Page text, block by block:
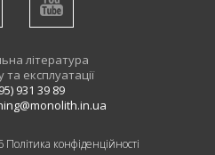
література
експлуатації
931 39 89
Політика конфіденційності